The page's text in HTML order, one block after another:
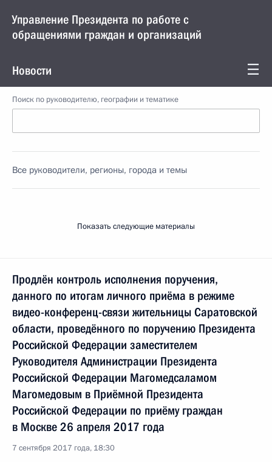
Управление Президента по работе с
обращениями граждан и организаций
Новости
Поиск по руководителю, географии и тематике
Все руководители, регионы, города и темы
Показать следующие материалы
Продлён контроль исполнения поручения,
данного по итогам личного приёма в режиме
видео-конференц-связи жительницы Саратовской
области, проведённого по поручению Президента
Российской Федерации заместителем
Руководителя Администрации Президента
Российской Федерации Магомедсаламом
Магомедовым в Приёмной Президента
Российской Федерации по приёму граждан
в Москве 26 апреля 2017 года
7 сентября 2017 года, 18:30